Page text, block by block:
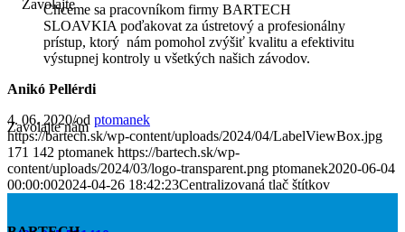
Zavolajte nám
Chceme sa pracovníkom firmy BARTECH
SLOAVKIA poďakovat za ústretový a profesionálny
prístup, ktorý nám pomohol zvýšiť kvalitu a efektivitu
výstupnej kontroly u všetkých našich závodov.
Anikó Pellérdi
4. 06. 2020/od ptomanek
https://bartech.sk/wp-content/uploads/2024/04/LabelViewBox.jpg
171 142 ptomanek https://bartech.sk/wp-
content/uploads/2024/03/logo-transparent.png ptomanek2020-06-04
00:00:002024-04-26 18:42:23Centralizovaná tlač štítkov